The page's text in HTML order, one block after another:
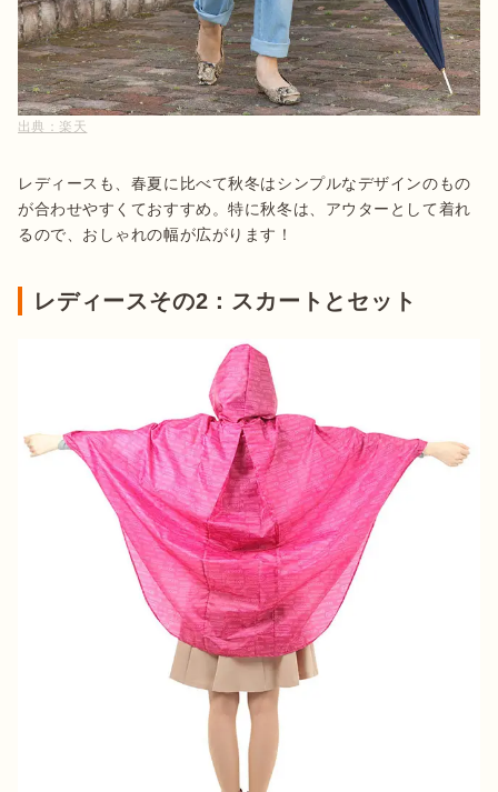
出典： 楽天
レディースも、春夏に比べて秋冬はシンプルなデザインのもの
が合わせやすくておすすめ。特に秋冬は、アウターとして着れ
るので、おしゃれの幅が広がります！
レディースその2：スカートとセット